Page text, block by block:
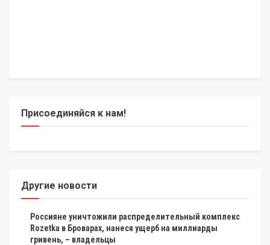
Присоединяйся к нам!
Другие новости
Россияне уничтожили распределительный комплекс
Rozetka в Броварах, нанеся ущерб на миллиарды
гривень, – владельцы